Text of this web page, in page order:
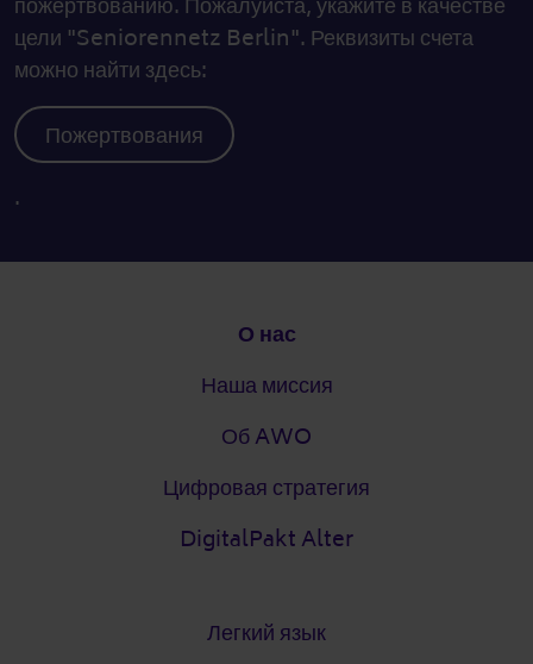
цели "Seniorennetz Berlin". Реквизиты счета
можно найти здесь:
Пожертвования
.
О нас
Наша миссия
Об AWO
Цифровая стратегия
DigitalPakt Alter
Легкий язык